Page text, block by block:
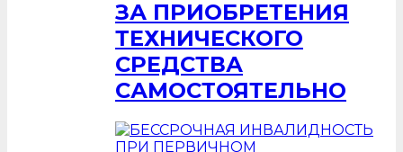
ЗА ПРИОБРЕТЕНИЯ
ТЕХНИЧЕСКОГО
СРЕДСТВА
САМОСТОЯТЕЛЬНО